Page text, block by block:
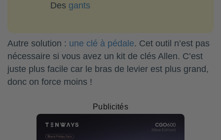
Des gants
Autre solution : une clé à pédale. Cet outil n’est pas
nécessaire si vous avez un kit de clés Allen. C’est
juste plus facile car le bras de levier est plus grand,
donc on force moins !
Publicités